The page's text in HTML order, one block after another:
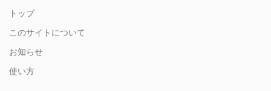
トップ
このサイトについて
お知らせ
使い方